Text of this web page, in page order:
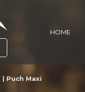
HOME
Puch Maxi